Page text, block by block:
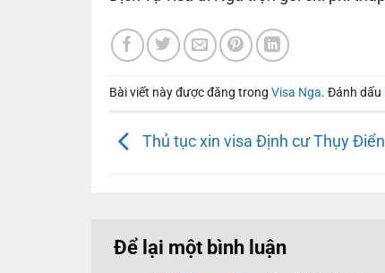
Bài viết này được đăng trong Visa Nga. Đánh dấu
Thủ tục xin visa Định cư Thụy Điển
Để lại một bình luận